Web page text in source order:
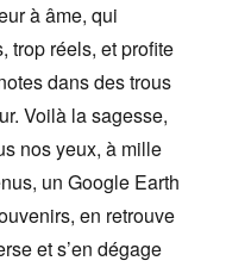
à âme, qui
trop réels, et profite
dans des trous
Voilà la sagesse,
nos yeux, à mille
un Google Earth
en retrouve
et s’en dégage